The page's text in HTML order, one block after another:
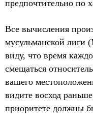
предпочтительно по
Все вычисления
мусульманской лиги
виду, что время
смещаться
вашего
видите восход
приоритете должны